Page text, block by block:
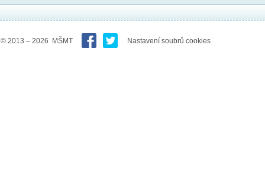
© 2013 – 2026 MŠMT Nastavení soubrů cookies